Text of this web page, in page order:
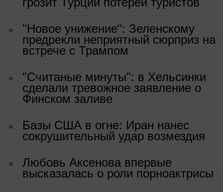
"Новое унижение": Зеленскому
предрекли неприятный сюрприз на
встрече с Трампом
"Считаные минуты": в Хельсинки
сделали тревожное заявление о
Финском заливе
Базы США в огне: Иран нанес
сокрушительный удар возмездия
Любовь Аксенова впервые
высказалась о роли порноактрисы